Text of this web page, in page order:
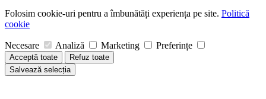
Folosim cookie-uri pentru a îmbunătăți experiența pe site. Politică
cookie
Necesare Analiză Marketing Preferințe
Acceptă toate
Refuz toate
Salvează selecția